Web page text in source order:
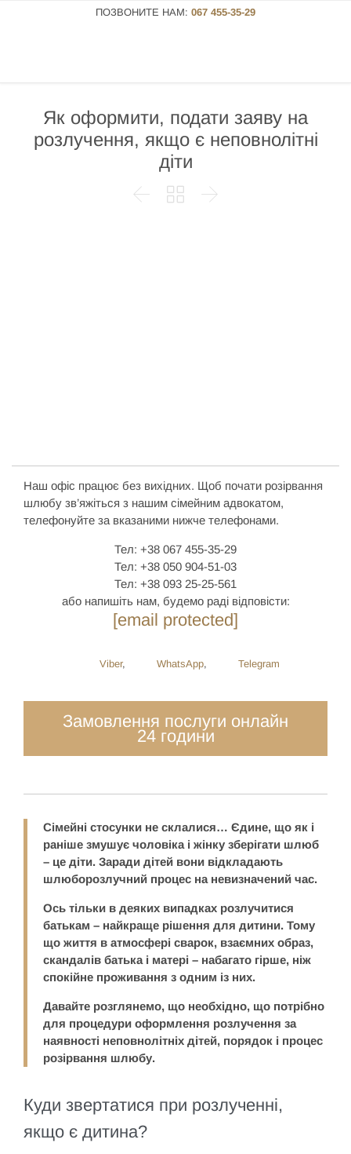
ПОЗВОНИТЕ НАМ: 067 455-35-29
Як оформити, подати заяву на
розлучення, якщо є неповнолітні
діти
  
Наш офіс працює без вихідних. Щоб почати розірвання
шлюбу зв’яжіться з нашим сімейним адвокатом,
телефонуйте за вказаними нижче телефонами.
Тел: +38 067 455-35-29
Тел: +38 050 904-51-03
Тел: +38 093 25-25-561
або напишіть нам, будемо раді відповісти:
[email protected]
Viber, WhatsApp, Telegram
Замовлення послуги онлайн
24 години
Сімейні стосунки не склалися… Єдине, що як і
раніше змушує чоловіка і жінку зберігати шлюб
– це діти. Заради дітей вони відкладають
шлюборозлучний процес на невизначений час.
Ось тільки в деяких випадках розлучитися
батькам – найкраще рішення для дитини. Тому
що життя в атмосфері сварок, взаємних образ,
скандалів батька і матері – набагато гірше, ніж
спокійне проживання з одним із них.
Давайте розглянемо, що необхідно, що потрібно
для процедури оформлення розлучення за
наявності неповнолітніх дітей, порядок і процес
розірвання шлюбу.
Куди звертатися при розлученні,
якщо є дитина?